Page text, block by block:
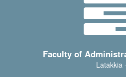
Faculty of
Latakkia -